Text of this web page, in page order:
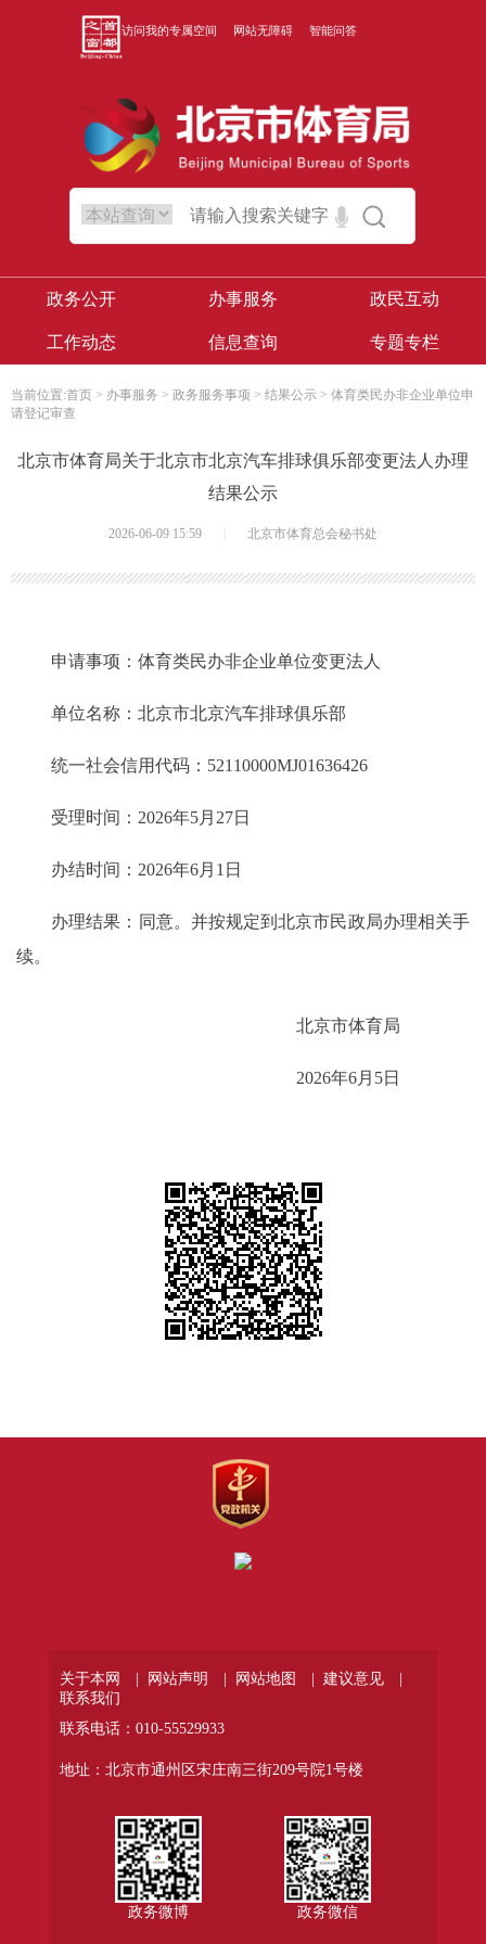
访问我的专属空间 网站无障碍 智能问答
政务公开 办事服务 政民互动
工作动态 信息查询 专题专栏
当前位置:首页 > 办事服务 > 政务服务事项 > 结果公示 > 体育类民办非企业单位申
请登记审查
北京市体育局关于北京市北京汽车排球俱乐部变更法人办理
结果公示
2026-06-09 15:59 北京市体育总会秘书处
申请事项：体育类民办非企业单位变更法人
单位名称：北京市北京汽车排球俱乐部
统一社会信用代码：52110000MJ01636426
受理时间：2026年5月27日
办结时间：2026年6月1日
办理结果：同意。并按规定到北京市民政局办理相关手
续。
北京市体育局
2026年6月5日
关于本网 | 网站声明 | 网站地图 |
建议意见 |
联系我们
联系电话：010-55529933
地址：北京市通州区宋庄南三街209号院1号楼
政务微博 政务微信